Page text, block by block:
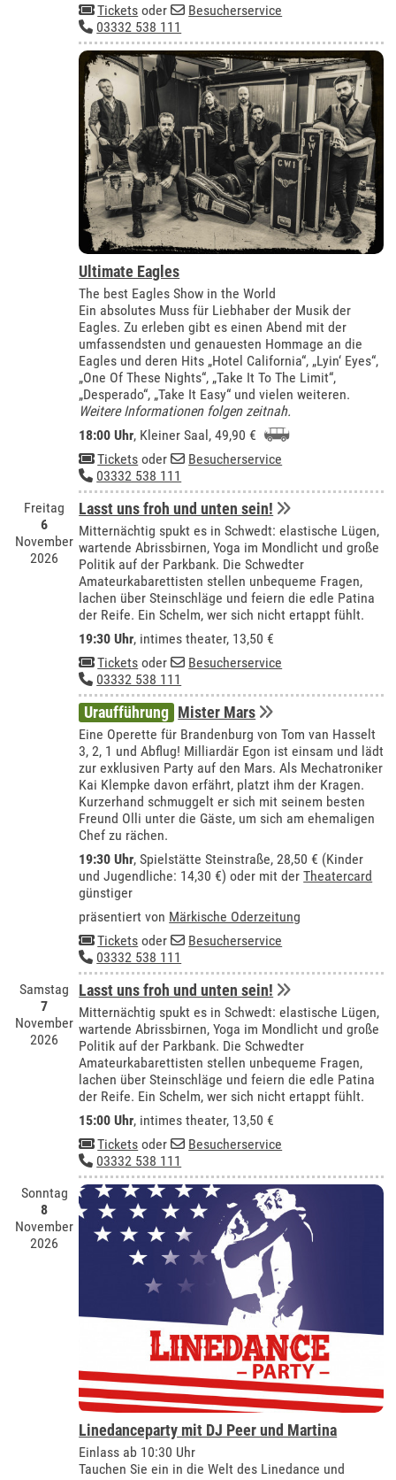
Tickets oder
Besucherservice
03332 538 111
Ultimate Eagles
The best Eagles Show in the World
Ein absolutes Muss für Liebhaber der Musik der
Eagles. Zu erleben gibt es einen Abend mit der
umfassendsten und genauesten Hommage an die
Eagles und deren Hits „Hotel California“, „Lyin‘ Eyes“,
„One Of These Nights“, „Take It To The Limit“,
„Desperado“, „Take It Easy“ und vielen weiteren.
Weitere Informationen folgen zeitnah.
18:00 Uhr, Kleiner Saal, 49,90 €
Tickets oder
Besucherservice
03332 538 111
Freitag
6
November
2026
Lasst uns froh und unten sein!
Mitternächtig spukt es in Schwedt: elastische Lügen,
wartende Abrissbirnen, Yoga im Mondlicht und große
Politik auf der Parkbank. Die Schwedter
Amateurkabarettisten stellen unbequeme Fragen,
lachen über Steinschläge und feiern die edle Patina
der Reife. Ein Schelm, wer sich nicht ertappt fühlt.
19:30 Uhr, intimes theater, 13,50 €
Tickets oder
Besucherservice
03332 538 111
Uraufführung Mister Mars
Eine Operette für Brandenburg von Tom van Hasselt
3, 2, 1 und Abflug! Milliardär Egon ist einsam und lädt
zur exklusiven Party auf den Mars. Als Mechatroniker
Kai Klempke davon erfährt, platzt ihm der Kragen.
Kurzerhand schmuggelt er sich mit seinem besten
Freund Olli unter die Gäste, um sich am ehemaligen
Chef zu rächen.
19:30 Uhr, Spielstätte Steinstraße, 28,50 € (Kinder
und Jugendliche: 14,30 €) oder mit derTheatercard
günstiger
präsentiert von Märkische Oderzeitung
Tickets oder
Besucherservice
03332 538 111
Samstag
7
November
2026
Lasst uns froh und unten sein!
Mitternächtig spukt es in Schwedt: elastische Lügen,
wartende Abrissbirnen, Yoga im Mondlicht und große
Politik auf der Parkbank. Die Schwedter
Amateurkabarettisten stellen unbequeme Fragen,
lachen über Steinschläge und feiern die edle Patina
der Reife. Ein Schelm, wer sich nicht ertappt fühlt.
15:00 Uhr, intimes theater, 13,50 €
Tickets oder
Besucherservice
03332 538 111
Sonntag
8
November
2026
Linedanceparty mit DJ Peer und Martina
Einlass ab 10:30 Uhr
Tauchen Sie ein in die Welt des Linedance und